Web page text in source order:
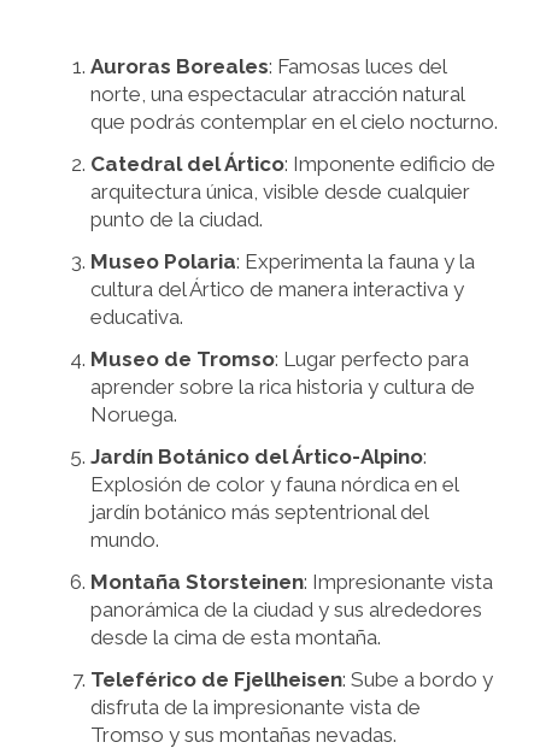
Auroras Boreales: Famosas luces del
norte, una espectacular atracción natural
que podrás contemplar en el cielo nocturno.
Catedral del Ártico: Imponente edificio de
arquitectura única, visible desde cualquier
punto de la ciudad.
Museo Polaria: Experimenta la fauna y la
cultura del Ártico de manera interactiva y
educativa.
Museo de Tromso: Lugar perfecto para
aprender sobre la rica historia y cultura de
Noruega.
Jardín Botánico del Ártico-Alpino:
Explosión de color y fauna nórdica en el
jardín botánico más septentrional del
mundo.
Montaña Storsteinen: Impresionante vista
panorámica de la ciudad y sus alrededores
desde la cima de esta montaña.
Teleférico de Fjellheisen: Sube a bordo y
disfruta de la impresionante vista de
Tromso y sus montañas nevadas.